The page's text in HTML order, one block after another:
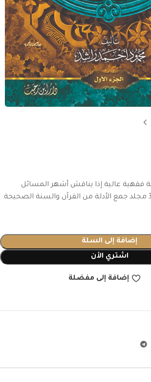
فقهية عالية إذا يناقش أشهر المسائل
إضافة إلى السلة
اشتري الأن
إضافة إلى مفضلة